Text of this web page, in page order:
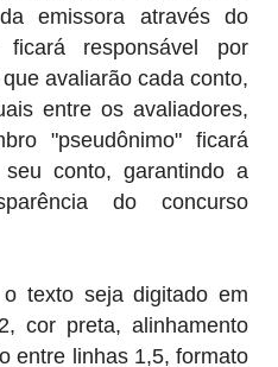
emissora através do
responsável por
avaliarão cada conto,
entre os avaliadores,
"pseudônimo" ficará
conto, garantindo a
do concurso
texto seja digitado em
cor preta, alinhamento
entre linhas 1,5, formato